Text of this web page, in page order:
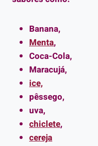
Banana,
Menta,
Coca-Cola,
Maracujá,
ice,
pêssego,
uva,
chiclete,
cereja